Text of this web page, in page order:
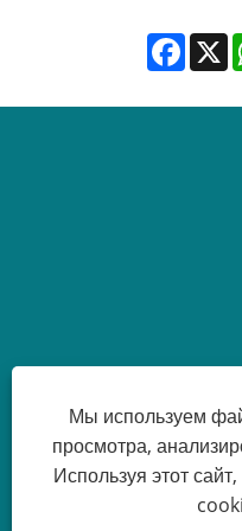
X
Мы используем
просмотра,
Используя этот